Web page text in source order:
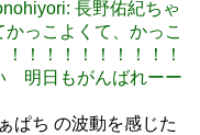
長野佑紀ちゃ
っこよくて、かっこ
！！！！！！！！！
明日もがんばれーー
ぱち の波動を感じた